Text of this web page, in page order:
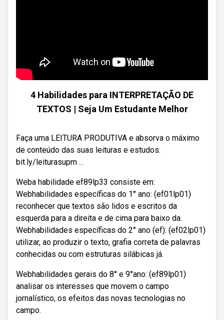
4 Habilidades para INTERPRETAÇÃO DE
TEXTOS | Seja Um Estudante Melhor
Faça uma LEITURA PRODUTIVA e absorva o máximo
de conteúdo das suas leituras e estudos:
bit.ly/leiturasupm ...
Weba habilidade ef89lp33 consiste em:
Webhabilidades específicas do 1° ano: (ef01lp01)
reconhecer que textos são lidos e escritos da
esquerda para a direita e de cima para baixo da.
Webhabilidades específicas do 2° ano (ef): (ef02lp01)
utilizar, ao produzir o texto, grafia correta de palavras
conhecidas ou com estruturas silábicas já.
Webhabilidades gerais do 8° e 9°ano: (ef89lp01)
analisar os interesses que movem o campo
jornalístico, os efeitos das novas tecnologias no
campo.